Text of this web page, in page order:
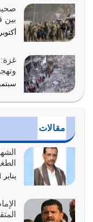
يوليو 27, 2026
عندما يكون عدوك
فيه كثيرة
يوليو 26, 2026
أراد الله لهذه
الدين الذي شرعه
واجتهاداتنا
يوليو 24, 2026
أمة عاجزة عن
يوليو 23, 2026
بين
أكتوبر 31, 2025
سبتمبر 13,
مقالات
يناير 11, 2026